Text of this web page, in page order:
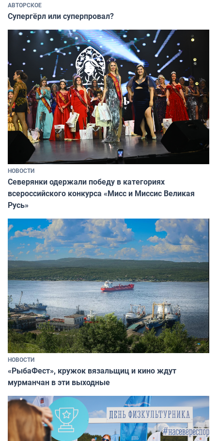
АВТОРСКОЕ
Супергёрл или суперпровал?
НОВОСТИ
Северянки одержали победу в категориях
всероссийского конкурса «Мисс и Миссис Великая
Русь»
НОВОСТИ
«РыбаФест», кружок вязальщиц и кино ждут
мурманчан в эти выходные